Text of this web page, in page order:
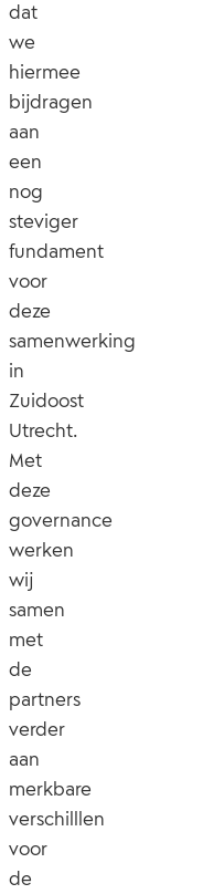
dat
we
hiermee
bijdragen
aan
een
nog
steviger
fundament
voor
deze
samenwerking
in
Zuidoost
Utrecht.
Met
deze
governance
werken
wij
samen
met
de
partners
verder
aan
merkbare
verschilllen
voor
de